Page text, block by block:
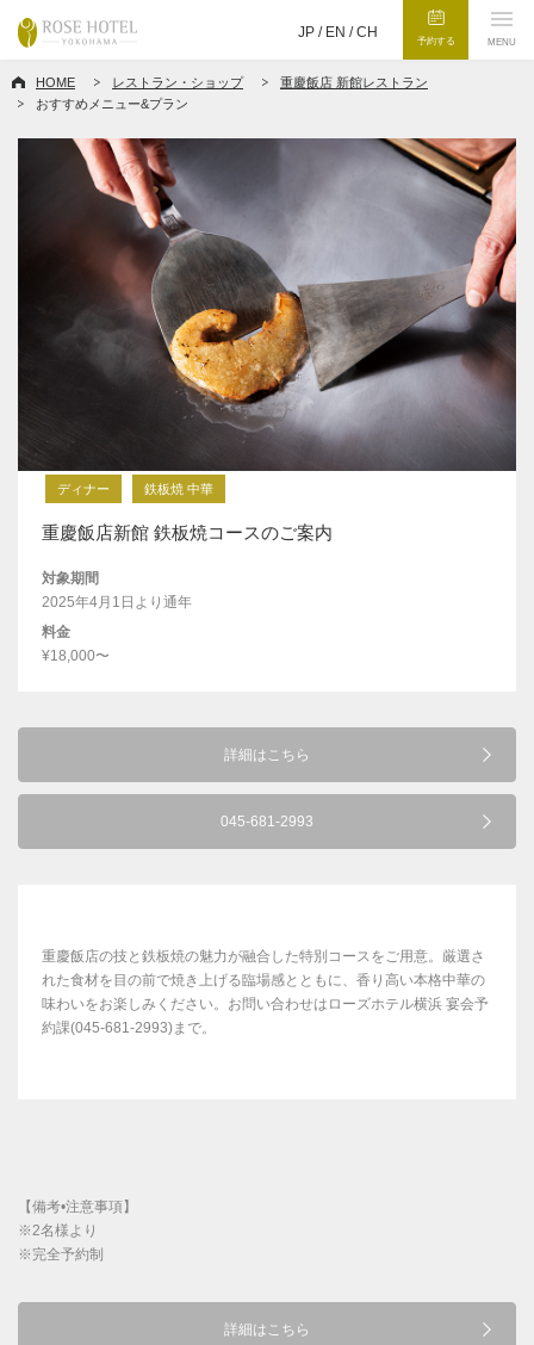
JP / EN /CH
予約する MENU
HOME レストラン・ショップ
重慶飯店 新館レストラン
おすすめメニュー&プラン
ディナー 鉄板焼 中華
重慶飯店新館 鉄板焼コースのご案内
対象期間
2025年4月1日より通年
料金
¥18,000〜
詳細はこちら
045-681-2993
重慶飯店の技と鉄板焼の魅力が融合した特別コースをご用意。厳選さ
れた食材を目の前で焼き上げる臨場感とともに、香り高い本格中華の
味わいをお楽しみください。お問い合わせはローズホテル横浜 宴会予
約課(045-681-2993)まで。
【備考•注意事項】
※2名様より
※完全予約制
詳細はこちら